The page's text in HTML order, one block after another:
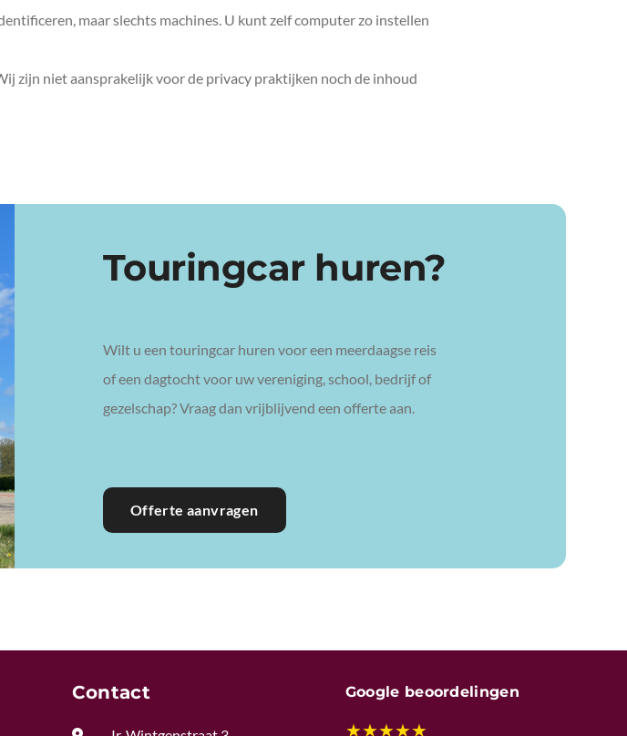
maar slechts machines. U kunt zelf computer zo instellen
zijn niet aansprakelijk voor de privacy praktijken noch de inhoud
Touringcar huren?
Wilt u een touringcar huren voor een meerdaagse reis
of een dagtocht voor uw vereniging, school, bedrijf of
gezelschap? Vraag dan vrijblijvend een offerte aan.
Offerte aanvragen
Contact Google beoordelingen
★★★★★